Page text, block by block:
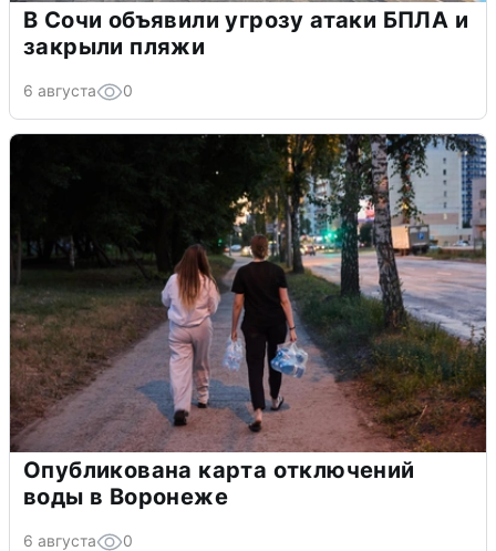
В Сочи объявили угрозу атаки БПЛА и
закрыли пляжи
6 августа 0
Опубликована карта отключений
воды в Воронеже
6 августа 0